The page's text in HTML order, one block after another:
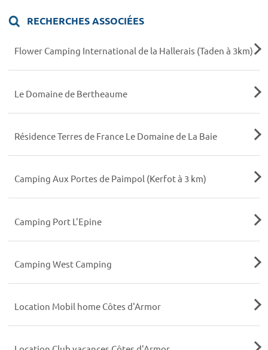
RECHERCHES ASSOCIÉES
Flower Camping International de la Hallerais (Taden à 3km)
Le Domaine de Bertheaume
Résidence Terres de France Le Domaine de La Baie
Camping Aux Portes de Paimpol (Kerfot à 3 km)
Camping Port L'Epine
Camping West Camping
Location Mobil home Côtes d'Armor